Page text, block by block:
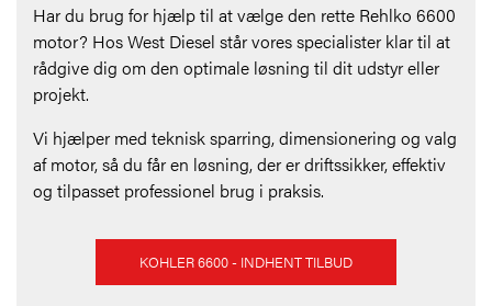
Har du brug for hjælp til at vælge den rette Rehlko 6600
motor? Hos West Diesel står vores specialister klar til at
rådgive dig om den optimale løsning til dit udstyr eller
projekt.
Vi hjælper med teknisk sparring, dimensionering og valg
af motor, så du får en løsning, der er driftssikker, effektiv
og tilpasset professionel brug i praksis.
KOHLER 6600 - INDHENT TILBUD